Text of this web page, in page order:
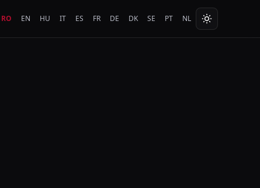
RO EN HU IT ES FR DE DK SE PT NL